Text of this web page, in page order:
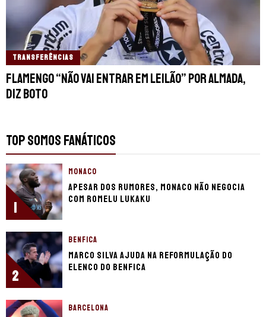
TRANSFERÊNCIAS
Flamengo “não vai entrar em leilão” por Almada,
diz Boto
TOP SOMOS FANÁTICOS
1
MONACO
Apesar dos rumores, Monaco não negocia
com Romelu Lukaku
2
BENFICA
Marco Silva ajuda na reformulação do
elenco do Benfica
BARCELONA